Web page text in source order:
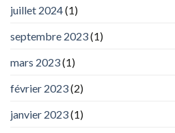
juillet 2024(1)
septembre 2023(1)
mars 2023(1)
février 2023(2)
janvier 2023(1)